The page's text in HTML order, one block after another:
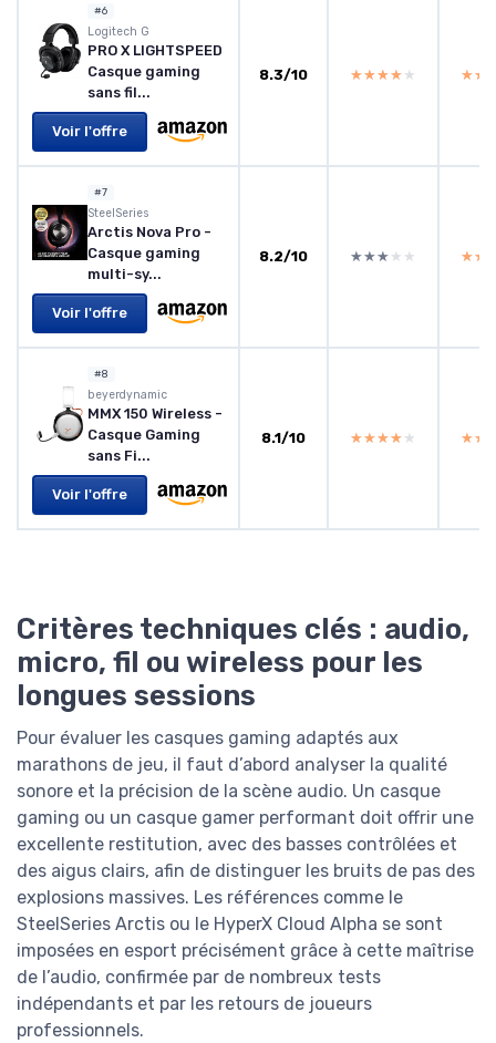
#6
Logitech G
PRO X LIGHTSPEED
Casque gaming
sans fil...
Voir l'offre
8.3/10 ★★★★★
★★★★★
#7
‎SteelSeries
Arctis Nova Pro -
Casque gaming
multi-sy...
Voir l'offre
8.2/10 ★★★★★
★★★★★
#8
beyerdynamic
MMX 150 Wireless -
Casque Gaming
sans Fi...
Voir l'offre
8.1/10 ★★★★★
★★★★★
Critères techniques clés : audio,
micro, fil ou wireless pour les
longues sessions
Pour évaluer les casques gaming adaptés aux
marathons de jeu, il faut d’abord analyser la qualité
sonore et la précision de la scène audio. Un casque
gaming ou un casque gamer performant doit offrir une
excellente restitution, avec des basses contrôlées et
des aigus clairs, afin de distinguer les bruits de pas des
explosions massives. Les références comme le
SteelSeries Arctis ou le HyperX Cloud Alpha se sont
imposées en esport précisément grâce à cette maîtrise
de l’audio, confirmée par de nombreux tests
indépendants et par les retours de joueurs
professionnels.